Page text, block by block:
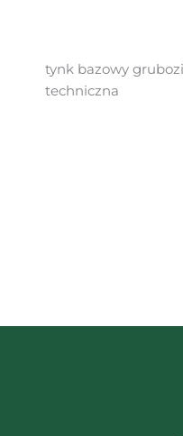
tynk bazowy
techniczna